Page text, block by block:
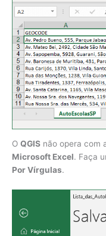
O QGIS não opera com
Microsoft Excel. Faça
Por Vírgulas.